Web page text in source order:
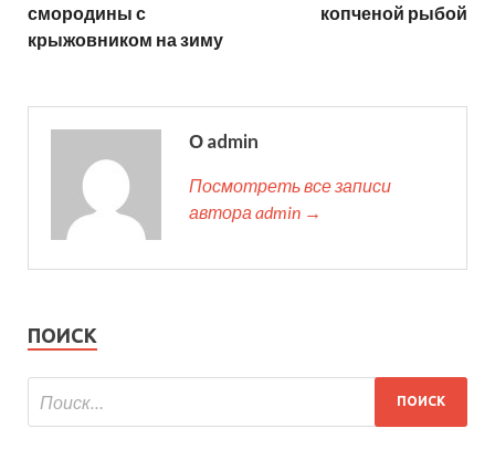
смородины с
крыжовником на зиму
копченой рыбой
О admin
Посмотреть все записи
автора admin →
ПОИСК